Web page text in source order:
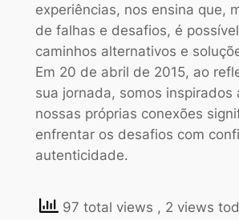
experiências, nos ensina que,
de falhas e desafios, é
caminhos alternativos e
Em 20 de abril de 2015, ao
sua jornada, somos inspirados
nossas próprias conexões
enfrentar os desafios com
autenticidade.
97 total views , 2 views